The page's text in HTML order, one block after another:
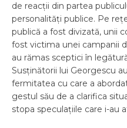
de reacții din partea
personalități publice. Pe
publică a fost divizată, unii
fost victima unei campanii
au rămas sceptici în
Susținătorii lui Georgescu
fermitatea cu care a
gestul său de a clarifica
stopa speculațiile care i-au